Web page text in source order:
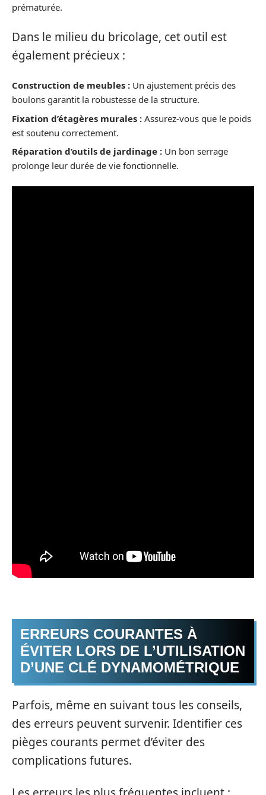
prématurée.
Dans le milieu du bricolage, cet outil est
également précieux :
Construction de meubles : Un ajustement précis des
boulons garantit la robustesse de la structure.
Fixation d’étagères murales : Assurez-vous que le poids
est soutenu correctement.
Réparation d’outils de jardinage : Un bon serrage
prolonge leur durée de vie fonctionnelle.
ERREURS COURANTES À
ÉVITER LORS DE L’UTILISATION
D’UNE CLÉ DYNAMOMÉTRIQUE
Parfois, même en suivant tous les conseils,
des erreurs peuvent survenir. Identifier ces
pièges courants permet d’éviter des
complications futures.